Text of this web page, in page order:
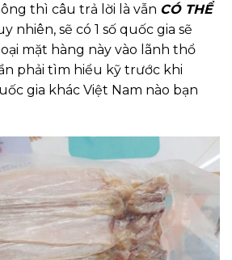
thì câu trả lời là vẫn CÓ THỂ
nhiên, sẽ có 1 số quốc gia sẽ
mặt hàng này vào lãnh thổ
phải tìm hiểu kỹ trước khi
gia khác Việt Nam nào bạn